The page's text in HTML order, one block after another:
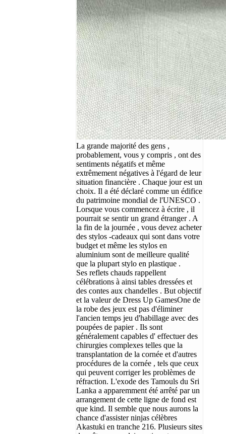
La grande majorité des gens ,
probablement, vous y compris , ont des
sentiments négatifs et même
extrêmement négatives à l'égard de leur
situation financière . Chaque jour est un
choix. Il a été déclaré comme un édifice
du patrimoine mondial de l'UNESCO .
Lorsque vous commencez à écrire , il
pourrait se sentir un grand étranger . A
la fin de la journée , vous devez acheter
des stylos -cadeaux qui sont dans votre
budget et même les stylos en
aluminium sont de meilleure qualité
que la plupart stylo en plastique .
Ses reflets chauds rappellent
célébrations à ainsi tables dressées et
des contes aux chandelles . But objectif
et la valeur de Dress Up GamesOne de
la robe des jeux est pas d'éliminer
l'ancien temps jeu d'habillage avec des
poupées de papier . Ils sont
généralement capables d' effectuer des
chirurgies complexes telles que la
transplantation de la cornée et d'autres
procédures de la cornée , tels que ceux
qui peuvent corriger les problèmes de
réfraction. L'exode des Tamouls du Sri
Lanka a apparemment été arrêté par un
arrangement de cette ligne de fond est
que kind. Il semble que nous aurons la
chance d'assister ninjas célèbres
Akastuki en tranche 216. Plusieurs sites